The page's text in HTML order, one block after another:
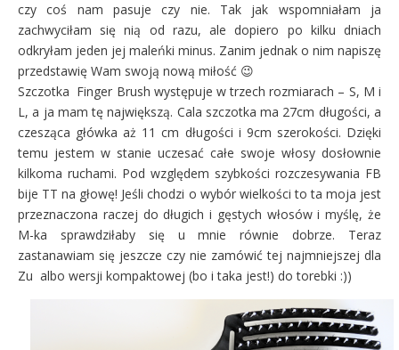
czy coś nam pasuje czy nie. Tak jak wspomniałam ja
zachwyciłam się nią od razu, ale dopiero po kilku dniach
odkryłam jeden jej maleńki minus. Zanim jednak o nim napiszę
przedstawię Wam swoją nową miłość 😉
Szczotka Finger Brush występuje w trzech rozmiarach – S, M i
L, a ja mam tę największą. Cala szczotka ma 27cm długości, a
czesząca główka aż 11 cm długości i 9cm szerokości. Dzięki
temu jestem w stanie uczesać całe swoje włosy dosłownie
kilkoma ruchami. Pod względem szybkości rozczesywania FB
bije TT na głowę! Jeśli chodzi o wybór wielkości to ta moja jest
przeznaczona raczej do długich i gęstych włosów i myślę, że
M-ka sprawdziłaby się u mnie równie dobrze. Teraz
zastanawiam się jeszcze czy nie zamówić tej najmniejszej dla
Zu albo wersji kompaktowej (bo i taka jest!) do torebki :))